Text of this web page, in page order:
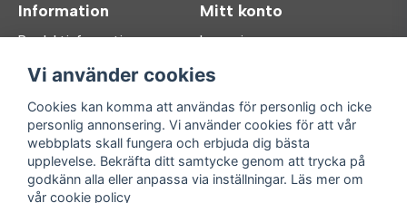
Information
Produktinformation
FAQ
Mitt konto
Logga in
Glömt lösenord?
Följ oss
Facebook
Instagram
Handla enkelt
Vi använder cookies
Cookies kan komma att användas för personlig och icke
personlig annonsering. Vi använder cookies för att vår
webbplats skall fungera och erbjuda dig bästa
upplevelse. Bekräfta ditt samtycke genom att trycka på
godkänn alla eller anpassa via inställningar. Läs mer om
vår cookie policy